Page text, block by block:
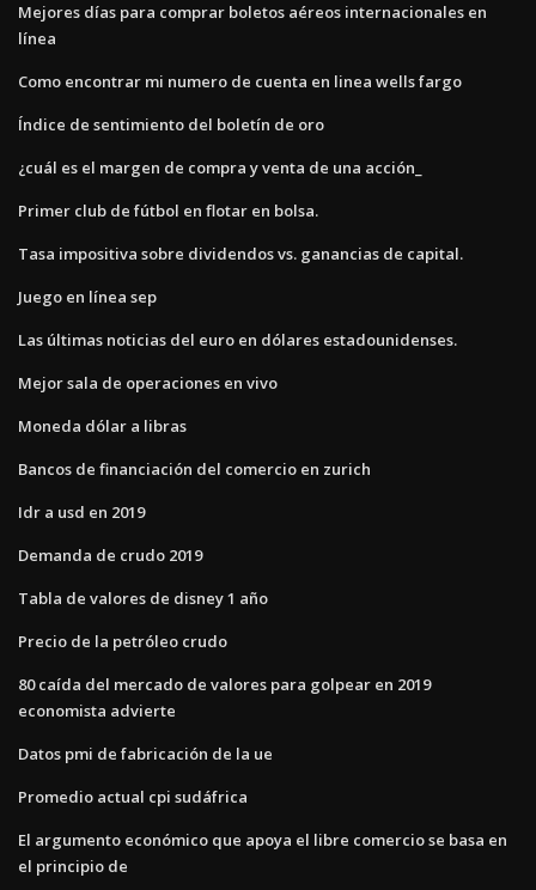
Mejores días para comprar boletos aéreos internacionales en
línea
Como encontrar mi numero de cuenta en linea wells fargo
Índice de sentimiento del boletín de oro
¿cuál es el margen de compra y venta de una acción_
Primer club de fútbol en flotar en bolsa.
Tasa impositiva sobre dividendos vs. ganancias de capital.
Juego en línea sep
Las últimas noticias del euro en dólares estadounidenses.
Mejor sala de operaciones en vivo
Moneda dólar a libras
Bancos de financiación del comercio en zurich
Idr a usd en 2019
Demanda de crudo 2019
Tabla de valores de disney 1 año
Precio de la petróleo crudo
80 caída del mercado de valores para golpear en 2019
economista advierte
Datos pmi de fabricación de la ue
Promedio actual cpi sudáfrica
El argumento económico que apoya el libre comercio se basa en
el principio de